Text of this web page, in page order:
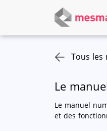
Tous les
Le
Le manuel
et des